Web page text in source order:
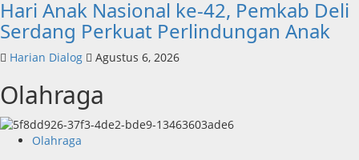
Hari Anak Nasional ke-42, Pemkab Deli
Serdang Perkuat Perlindungan Anak
Harian Dialog Agustus 6, 2026
Olahraga
Olahraga